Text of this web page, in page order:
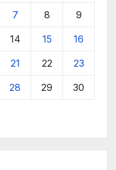
7 8 9
14 15 16
21 22 23
28 29 30